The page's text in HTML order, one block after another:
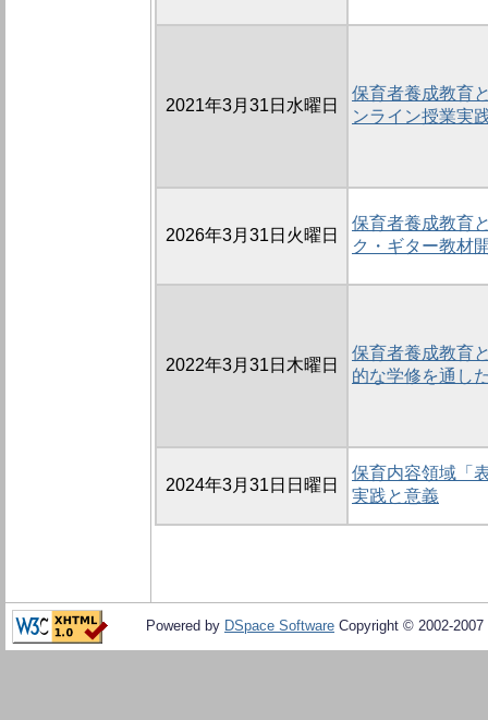
2021年3月31日水曜日
保育者養成教育
ンライン授業実
2026年3月31日火曜日
保育者養成教育
ク・ギター教材
2022年3月31日木曜日
保育者養成教育
的な学修を通し
2024年3月31日日曜日
保育内容領域「
実践と意義
Powered by DSpace Software Copyright © 2002-2007